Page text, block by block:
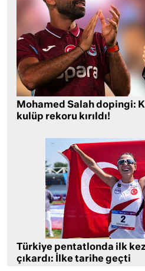
Mohamed Salah dopingi:
kulüp rekoru kırıldı!
Türkiye pentatlonda ilk
çıkardı: İlke tarihe geçti